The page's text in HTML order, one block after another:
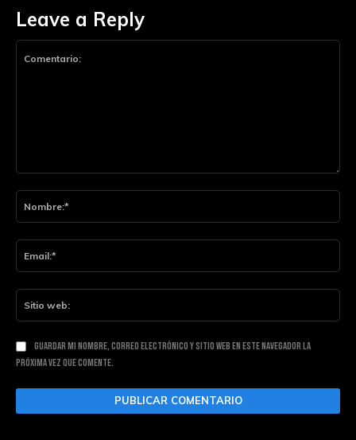
Leave a Reply
Guardar mi nombre, correo electrónico y sitio web en este navegador la
próxima vez que comente.